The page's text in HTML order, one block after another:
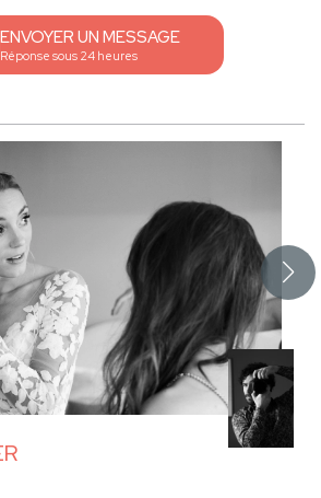
ENVOYER UN MESSAGE
Réponse sous 24 heures